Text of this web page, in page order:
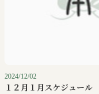
2024/12/02
１２月１月スケジュール